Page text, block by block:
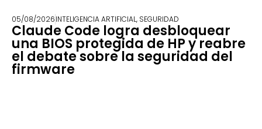
05/08/2026INTELIGENCIA ARTIFICIAL, SEGURIDAD
Claude Code logra desbloquear
una BIOS protegida de HP y reabre
el debate sobre la seguridad del
firmware